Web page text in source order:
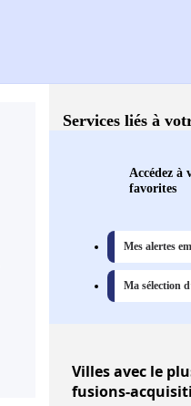
Services liés à
Accédez à
favorites
Mes alertes
Ma sélection
Villesavec le
fusions-